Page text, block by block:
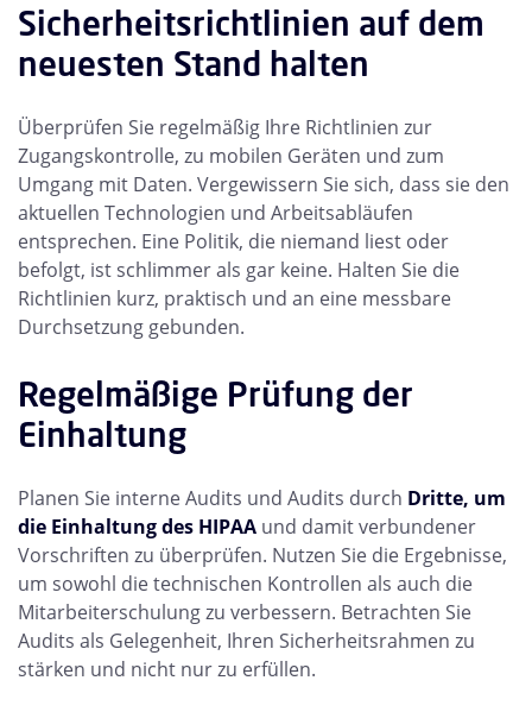
Sicherheitsrichtlinien auf dem
neuesten Stand halten
Überprüfen Sie regelmäßig Ihre Richtlinien zur
Zugangskontrolle, zu mobilen Geräten und zum
Umgang mit Daten. Vergewissern Sie sich, dass sie den
aktuellen Technologien und Arbeitsabläufen
entsprechen. Eine Politik, die niemand liest oder
befolgt, ist schlimmer als gar keine. Halten Sie die
Richtlinien kurz, praktisch und an eine messbare
Durchsetzung gebunden.
Regelmäßige Prüfung der
Einhaltung
Planen Sie interne Audits und Audits durch Dritte, um
die Einhaltung des HIPAA und damit verbundener
Vorschriften zu überprüfen. Nutzen Sie die Ergebnisse,
um sowohl die technischen Kontrollen als auch die
Mitarbeiterschulung zu verbessern. Betrachten Sie
Audits als Gelegenheit, Ihren Sicherheitsrahmen zu
stärken und nicht nur zu erfüllen.